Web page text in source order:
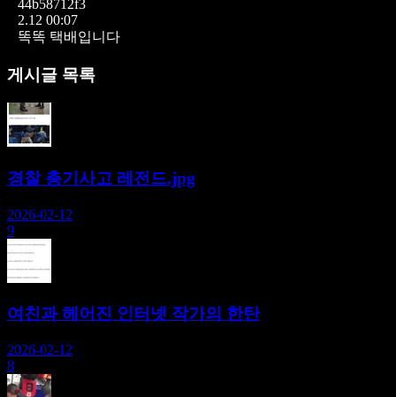
44b58712f3
2.12 00:07
똑똑 택배입니다
게시글 목록
경찰 총기사고 레전드.jpg
2026-02-12
9
여친과 헤어진 인터넷 작가의 한탄
2026-02-12
8